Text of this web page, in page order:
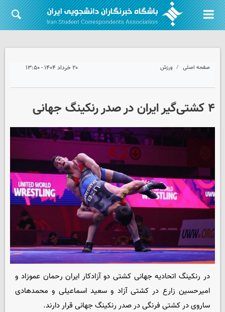
صفحه اصلی ورزش ۲۰ خرداد ۱۴۰۴ - ۱۳:۵۰
۴ کشتی‌گیر ایران در صدر رنکینگ جهانی
در رنکینگ اتحادیه جهانی کشتی دو آزادکار ایران رحمان عموزاد و
امیرحسین زارع در کشتی آزاد و سعید اسماعیلی و محمدهادی
ساروی در کشتی فرنگی در صدر رنکینگ جهانی قرار دارند.